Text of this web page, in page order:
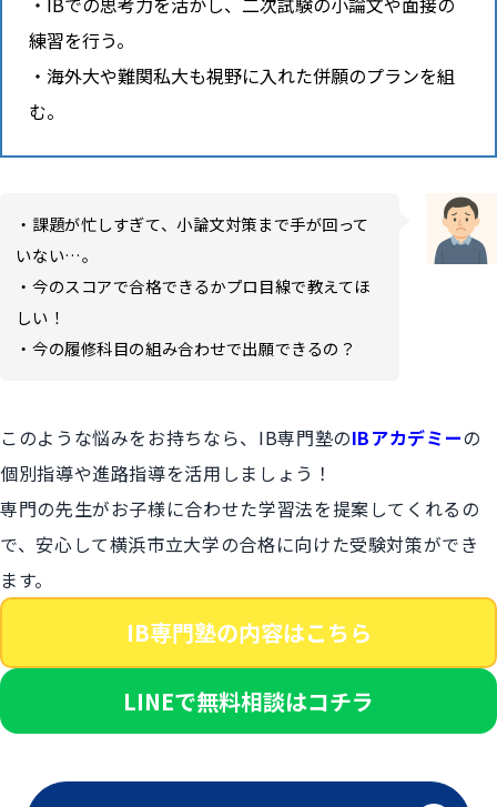
練習を行う。
海外大や難関私大も視野に入れた併願のプランを組
む。
・課題が忙しすぎて、小論文対策まで手が回って
いない…。
・今のスコアで合格できるかプロ目線で教えてほ
しい！
・今の履修科目の組み合わせで出願できるの？
このような悩みをお持ちなら、IB専門塾のIBアカデミーの
個別指導や進路指導を活用しましょう！
専門の先生がお子様に合わせた学習法を提案してくれるの
で、安心して横浜市立大学の合格に向けた受験対策ができ
ます。
IB専門塾の内容はこちら
LINEで無料相談はコチラ